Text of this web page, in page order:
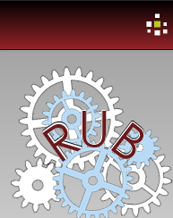
navigation